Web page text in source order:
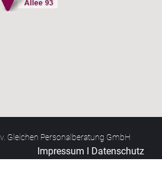
Gleichen Personalberatung GmbH
Impressum Ι Datenschutz